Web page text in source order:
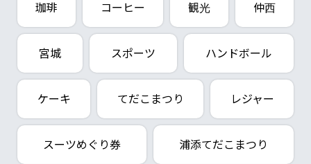
珈琲 コーヒー 観光 仲西
宮城 スポーツ ハンドボール
ケーキ てだこまつり レジャー
スーツめぐり券 浦添てだこまつり